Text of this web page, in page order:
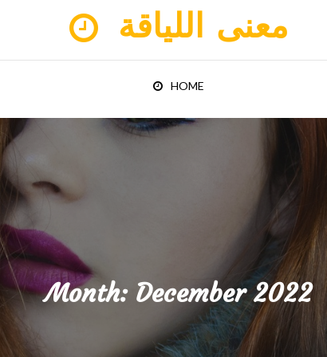
معنى اللياقة
HOME
Month: December 2022